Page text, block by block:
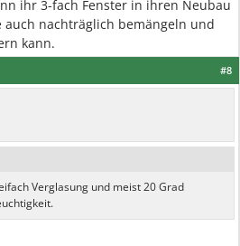
ihr 3-fach Fenster in ihren Neubau
nachträglich bemängeln und
kann.
#8
Verglasung und meist 20 Grad